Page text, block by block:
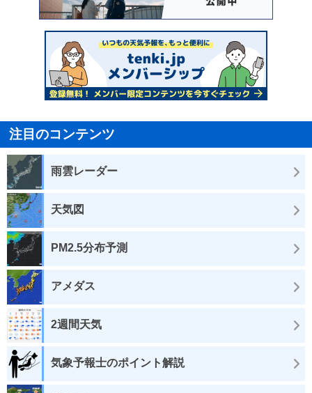
注目のコンテンツ
雨雲レーダー
天気図
PM2.5分布予測
アメダス
2週間天気
気象予報士のポイント解説